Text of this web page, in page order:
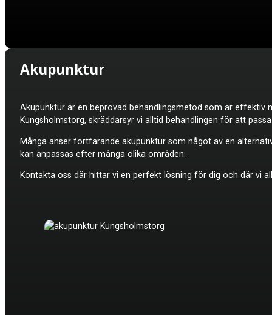
Akupunktur
Akupunktur är en beprövad behandlingsmetod som är
Kungsholmstorg, skräddarsyr vi alltid behandlingen för att
Många anser fortfarande akupunktur som något av en
kan anpassas efter många olika områden.
Kontakta oss där hittar vi en perfekt lösning för dig och där vi